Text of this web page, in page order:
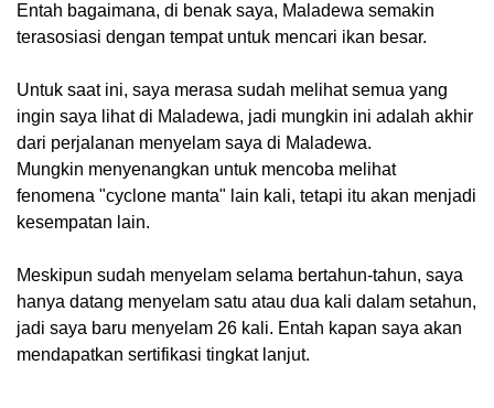
Entah bagaimana, di benak saya, Maladewa semakin
terasosiasi dengan tempat untuk mencari ikan besar.
Untuk saat ini, saya merasa sudah melihat semua yang
ingin saya lihat di Maladewa, jadi mungkin ini adalah akhir
dari perjalanan menyelam saya di Maladewa.
Mungkin menyenangkan untuk mencoba melihat
fenomena "cyclone manta" lain kali, tetapi itu akan menjadi
kesempatan lain.
Meskipun sudah menyelam selama bertahun-tahun, saya
hanya datang menyelam satu atau dua kali dalam setahun,
jadi saya baru menyelam 26 kali. Entah kapan saya akan
mendapatkan sertifikasi tingkat lanjut.